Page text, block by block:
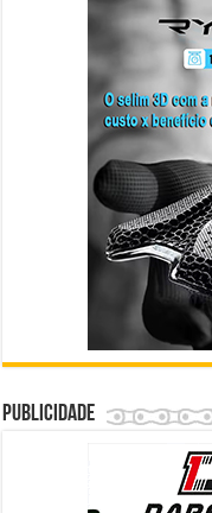
Publicidade